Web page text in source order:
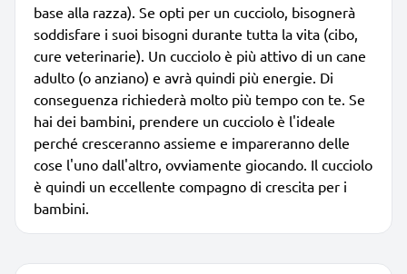
base alla razza). Se opti per un cucciolo, bisognerà
soddisfare i suoi bisogni durante tutta la vita (cibo,
cure veterinarie). Un cucciolo è più attivo di un cane
adulto (o anziano) e avrà quindi più energie. Di
conseguenza richiederà molto più tempo con te. Se
hai dei bambini, prendere un cucciolo è l'ideale
perché cresceranno assieme e impareranno delle
cose l'uno dall'altro, ovviamente giocando. Il cucciolo
è quindi un eccellente compagno di crescita per i
bambini.